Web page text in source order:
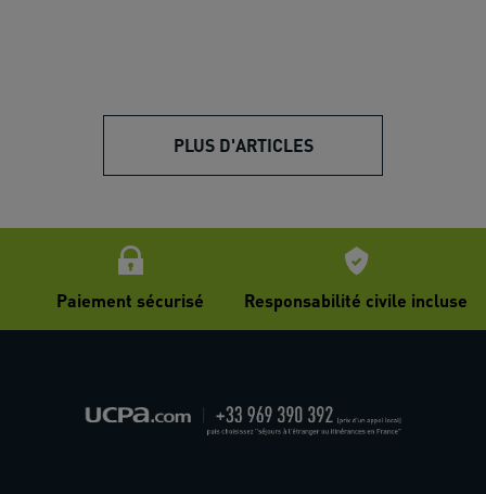
PLUS D'ARTICLES
Paiement sécurisé Responsabilité civile incluse